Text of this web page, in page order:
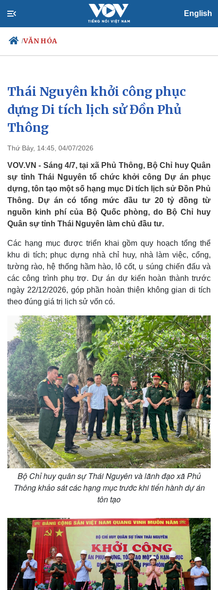
English
/VĂN HÓA
Chính trị
Đảng
Tổ chức nhân sự
Quốc hội
Nhận diện sự thật
Xã hội
Tin 24h
Dự báo thời tiết
Thái Nguyên khởi công phục
dựng Di tích lịch sử Đồn Phủ
Thông
Thứ Bảy, 14:45, 04/07/2026
VOV.VN - Sáng 4/7, tại xã Phủ Thông, Bộ Chỉ huy Quân
sự tỉnh Thái Nguyên tổ chức khởi công Dự án phục
dựng, tôn tạo một số hạng mục Di tích lịch sử Đồn Phủ
Thông. Dự án có tổng mức đầu tư 20 tỷ đồng từ
nguồn kinh phí của Bộ Quốc phòng, do Bộ Chỉ huy
Quân sự tỉnh Thái Nguyên làm chủ đầu tư.
Các hạng mục được triển khai gồm quy hoạch tổng thể
khu di tích; phục dựng nhà chỉ huy, nhà làm việc, cổng,
tường rào, hệ thống hầm hào, lô cốt, ụ súng chiến đấu và
các công trình phụ trợ. Dự án dự kiến hoàn thành trước
ngày 22/12/2026, góp phần hoàn thiện không gian di tích
theo đúng giá trị lịch sử vốn có.
Bộ Chỉ huy quân sự Thái Nguyên và lãnh đạo xã Phủ
Thông khảo sát các hạng mục trước khi tiến hành dự án
tôn tạo